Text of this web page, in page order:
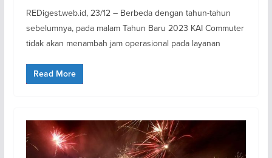
REDigest.web.id, 23/12 – Berbeda dengan tahun-tahun
sebelumnya, pada malam Tahun Baru 2023 KAI Commuter
tidak akan menambah jam operasional pada layanan
Read More